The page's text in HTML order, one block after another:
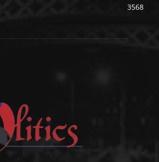
3568